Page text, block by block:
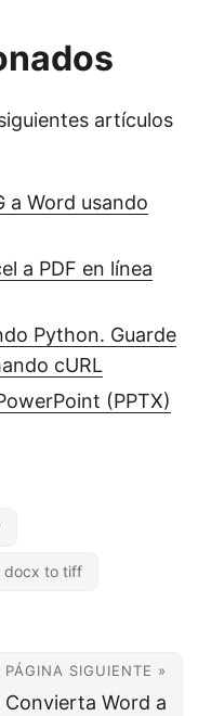
artículos
a Word usando
a PDF en línea
Python. Guarde
cURL
(PPTX)
docx to tiff
PÁGINA SIGUIENTE »
Convierta Word a